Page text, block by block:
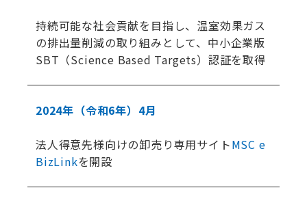
持続可能な社会貢献を目指し、温室効果ガス
の排出量削減の取り組みとして、中小企業版
SBT（Science Based Targets）認証を取得
2024年 （令和6年） 4月
法人得意先様向けの卸売り専用サイトMSC e
BizLinkを開設